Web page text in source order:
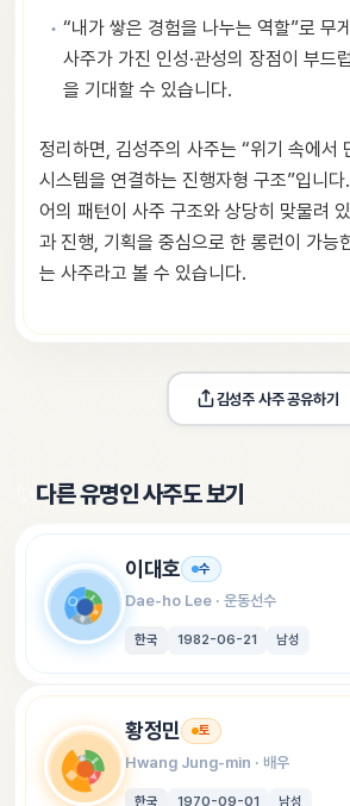
“내가 쌓은 경험을 나누는 역할”로 무
사주가 가진 인성·관성의 장점이 부드
을 기대할 수 있습니다.
정리하면, 김성주의 사주는 “위기 속에서
시스템을 연결하는 진행자형 구조”입니다
어의 패턴이 사주 구조와 상당히 맞물려
과 진행, 기획을 중심으로 한 롱런이 가능
는 사주라고 볼 수 있습니다.
김성주 사주 공유하기
다른 유명인 사주도 보기
이대호 수
Dae-ho Lee · 운동선수
한국 1982-06-21 남성
황정민 토
Hwang Jung-min · 배우
한국 1970-09-01 남성